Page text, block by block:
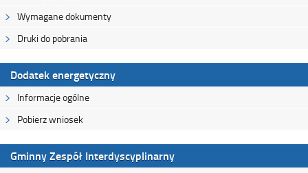
Wymagane dokumenty
Druki do pobrania
Dodatek energetyczny
Informacje ogólne
Pobierz wniosek
Gminny Zespół Interdyscyplinarny